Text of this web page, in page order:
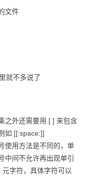
文件
就不多说了
之外还需要用 [ ] 来包含
如 [[:space:]]
使用方法是不同的，单
中间不允许再出现单引
字符，具体字符可以